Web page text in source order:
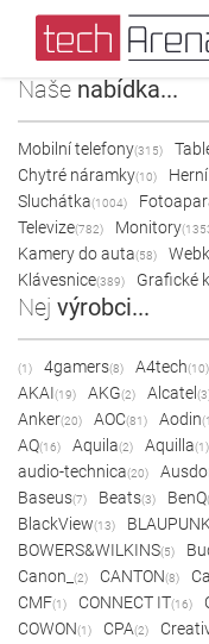
Naše nabídka...
Mobilní telefony(315)
Chytré náramky(10)
Sluchátka(1004)
Televize(782) Monitory
Kamery do auta(58)
Klávesnice(389) Grafické
Nej výrobci...
(1) 4gamers(8) A4tech(10)
AKAI(19) AKG(2) Alcatel
Anker(20) AOC(81) Aodin
AQ(16) Aquila(2) Aquilla(1)
audio-technica(20)
Baseus(7) Beats(3) BenQ
BlackView(13)
BOWERS&WILKINS(5)
Canon_ (2) CANTON(8)
CMF(1) CONNECT IT(16)
COWON(1) CPA(2)